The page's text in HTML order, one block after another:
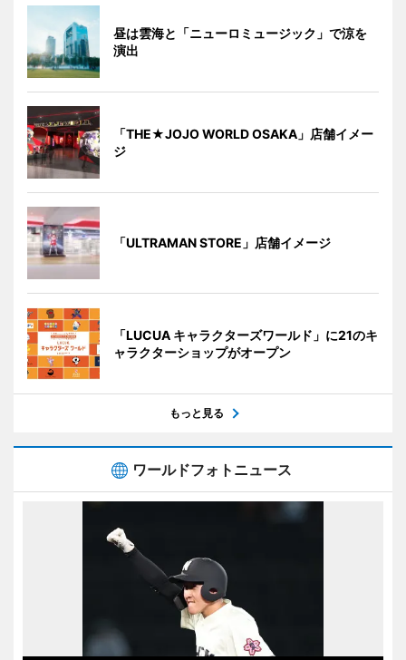
昼は雲海と「ニューロミュージック」で涼を
演出
「THE★JOJO WORLD OSAKA」店舗イメー
ジ
「ULTRAMAN STORE」店舗イメージ
「LUCUA キャラクターズワールド」に21のキ
ャラクターショップがオープン
もっと見る
ワールドフォトニュース